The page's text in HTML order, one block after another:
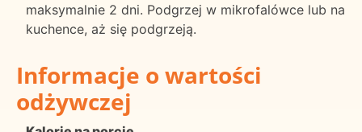
maksymalnie 2 dni. Podgrzej w mikrofalówce lub na
kuchence, aż się podgrzeją.
Informacje o wartości
odżywczej